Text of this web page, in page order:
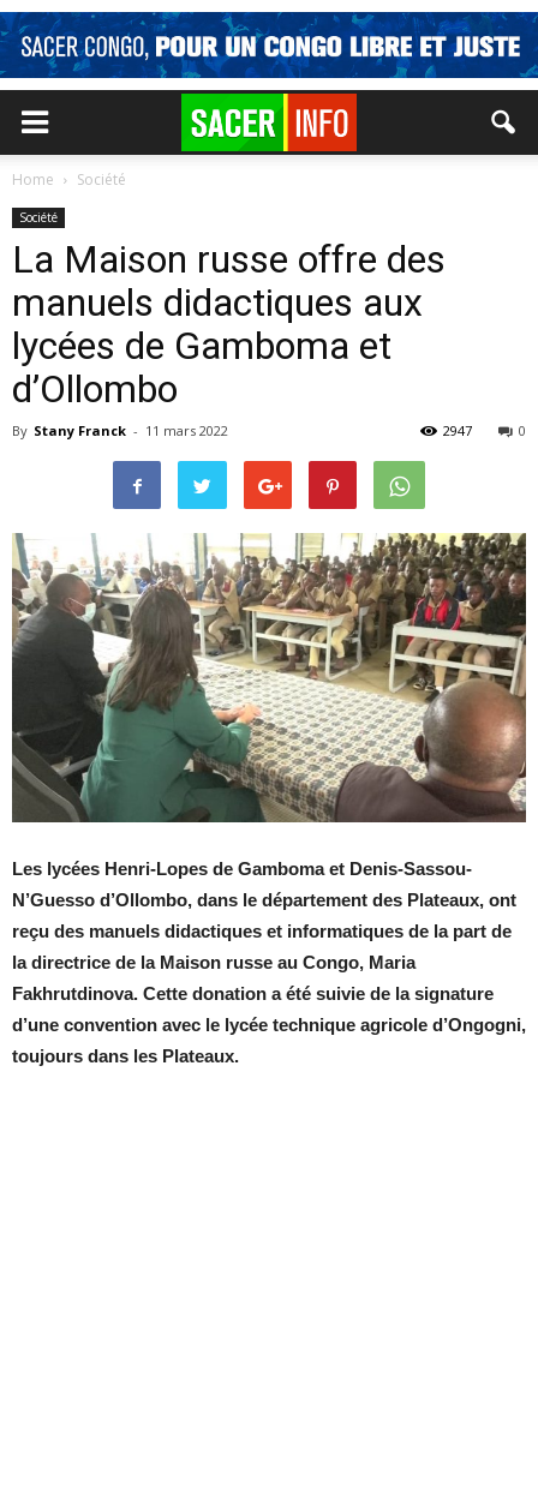
Home Société
Société
La Maison russe offre des
manuels didactiques aux
lycées de Gamboma et
d’Ollombo
By Stany Franck - 11 mars 2022 0
2947
Les lycées Henri-Lopes de Gamboma et Denis-Sassou-
N’Guesso d’Ollombo, dans le département des Plateaux, ont
reçu des manuels didactiques et informatiques de la part de
la directrice de la Maison russe au Congo, Maria
Fakhrutdinova. Cette donation a été suivie de la signature
d’une convention avec le lycée technique agricole d’Ongogni,
toujours dans les Plateaux.